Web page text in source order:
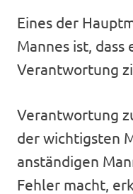
Eines der
Mannes ist, dass
Verantwortung
Verantwortung
der wichtigsten
anständigen
Fehler macht,